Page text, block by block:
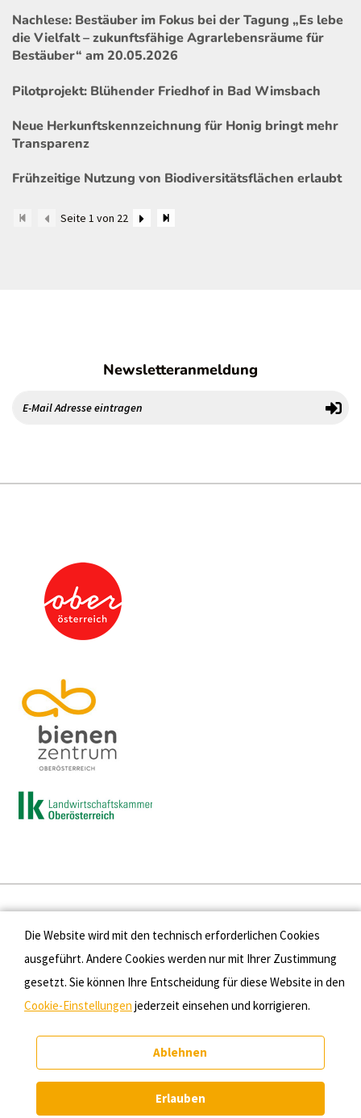
Nachlese: Bestäuber im Fokus bei der Tagung „Es lebe
die Vielfalt – zukunftsfähige Agrarlebensräume für
Bestäuber“ am 20.05.2026
Pilotprojekt: Blühender Friedhof in Bad Wimsbach
Neue Herkunftskennzeichnung für Honig bringt mehr
Transparenz
Frühzeitige Nutzung von Biodiversitätsflächen erlaubt
Seite 1 von 22
Newsletteranmeldung
Presse
Kontakt
Datenschutz
Cookie-Einstellungen
Die Website wird mit den technisch erforderlichen Cookies
ausgeführt. Andere Cookies werden nur mit Ihrer Zustimmung
gesetzt. Sie können Ihre Entscheidung für diese Website in den
Cookie-Einstellungen jederzeit einsehen und korrigieren.
Ablehnen
Erlauben